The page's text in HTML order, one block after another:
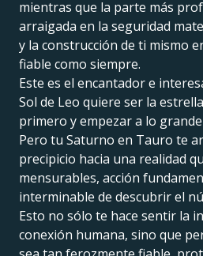
mientras que la parte más
arraigada en la seguridad
y la construcción de ti mismo
fiable como siempre.
Este es el encantador e
Sol de Leo quiere ser la estrella
primero y empezar a lo grande
Pero tu Saturno en Tauro te
precipicio hacia una realidad
mensurables, acción
interminable de descubrir el
Esto no sólo te hace sentir la
conexión humana, sino que